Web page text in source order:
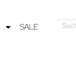
SALE